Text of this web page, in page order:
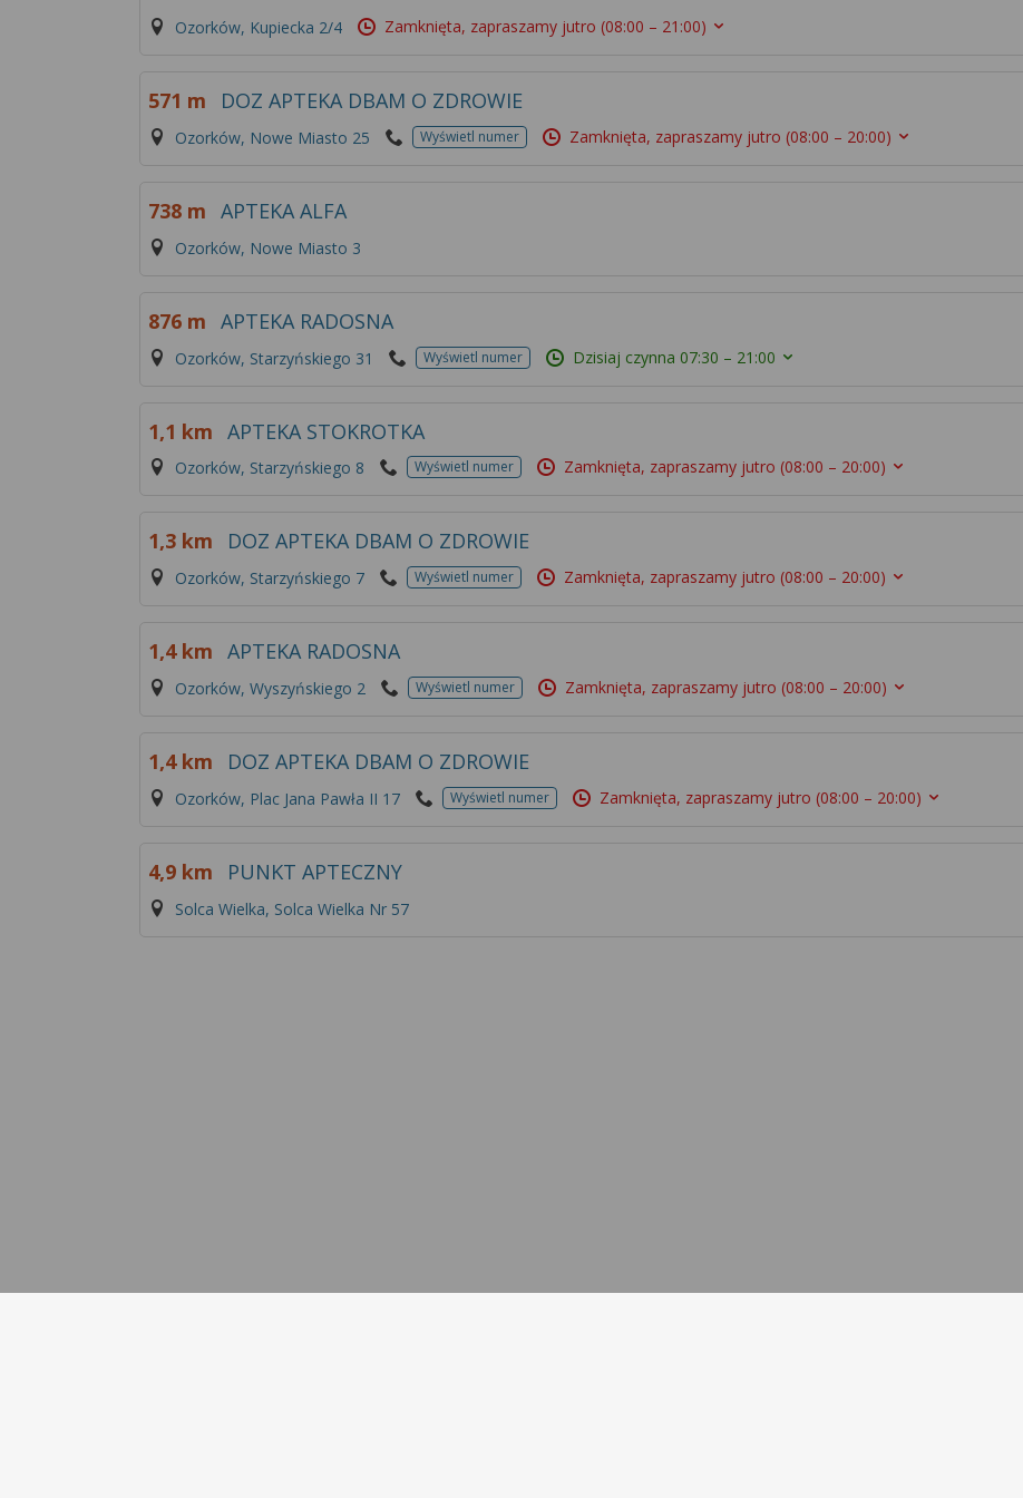
Ozorków, Kupiecka 2/4 Zamknięta, zapraszamy jutro (08:00 – 21:00)
571 m DOZ APTEKA DBAM O ZDROWIE
Ozorków, Nowe Miasto 25 Wyświetl numer Zamknięta, zapraszamy jutro (08:00 – 20:00)
738 m APTEKA ALFA
Ozorków, Nowe Miasto 3
876 m APTEKA RADOSNA
Ozorków, Starzyńskiego 31 Wyświetl numer Dzisiaj czynna 07:30 – 21:00
1,1 km APTEKA STOKROTKA
Ozorków, Starzyńskiego 8 Wyświetl numer Zamknięta, zapraszamy jutro (08:00 – 20:00)
1,3 km DOZ APTEKA DBAM O ZDROWIE
Ozorków, Starzyńskiego 7 Wyświetl numer Zamknięta, zapraszamy jutro (08:00 – 20:00)
1,4 km APTEKA RADOSNA
Ozorków, Wyszyńskiego 2 Wyświetl numer Zamknięta, zapraszamy jutro (08:00 – 20:00)
1,4 km DOZ APTEKA DBAM O ZDROWIE
Ozorków, Plac Jana Pawła II 17 Wyświetl numer Zamknięta, zapraszamy jutro (08:00 – 20:00)
4,9 km PUNKT APTECZNY
Solca Wielka, Solca Wielka Nr 57